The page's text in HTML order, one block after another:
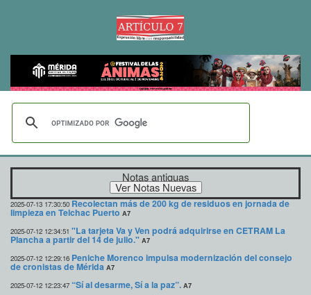
Notas antiguas
2025-07-13 17:30:50 Recolectan más de 200 kg de residuos en jornada de
limpieza en Telchac Puerto A7
2025-07-12 12:34:51 "La tarjeta Va y Ven podrá adquirirse en CETRAM La
Plancha a partir del 14 de julio." A7
2025-07-12 12:29:16 Peniche Morenco impulsa modernización del consejo
de cronistas de Mérida A7
2025-07-12 12:23:47 “Sí al desarme, Sí a la paz”. A7